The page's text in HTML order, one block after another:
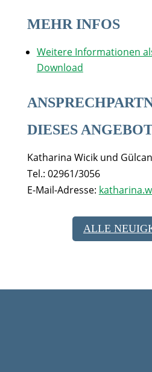
MEHR INFOS
Weitere Informationen
Download
DIESES
Katharina Wicik und
Tel.: 02961/3056
E-Mail-Adresse:
ALLE